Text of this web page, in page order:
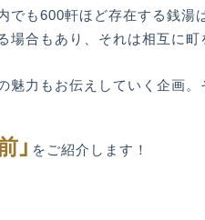
でも600軒ほど存在する銭
場合もあり、それは相互に町
魅力もお伝えしていく企画。
」 をご紹介します！